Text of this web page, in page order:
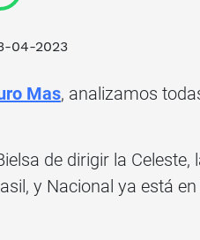
04-2023
Mas, analizamos
de dirigir la
y Nacional ya está